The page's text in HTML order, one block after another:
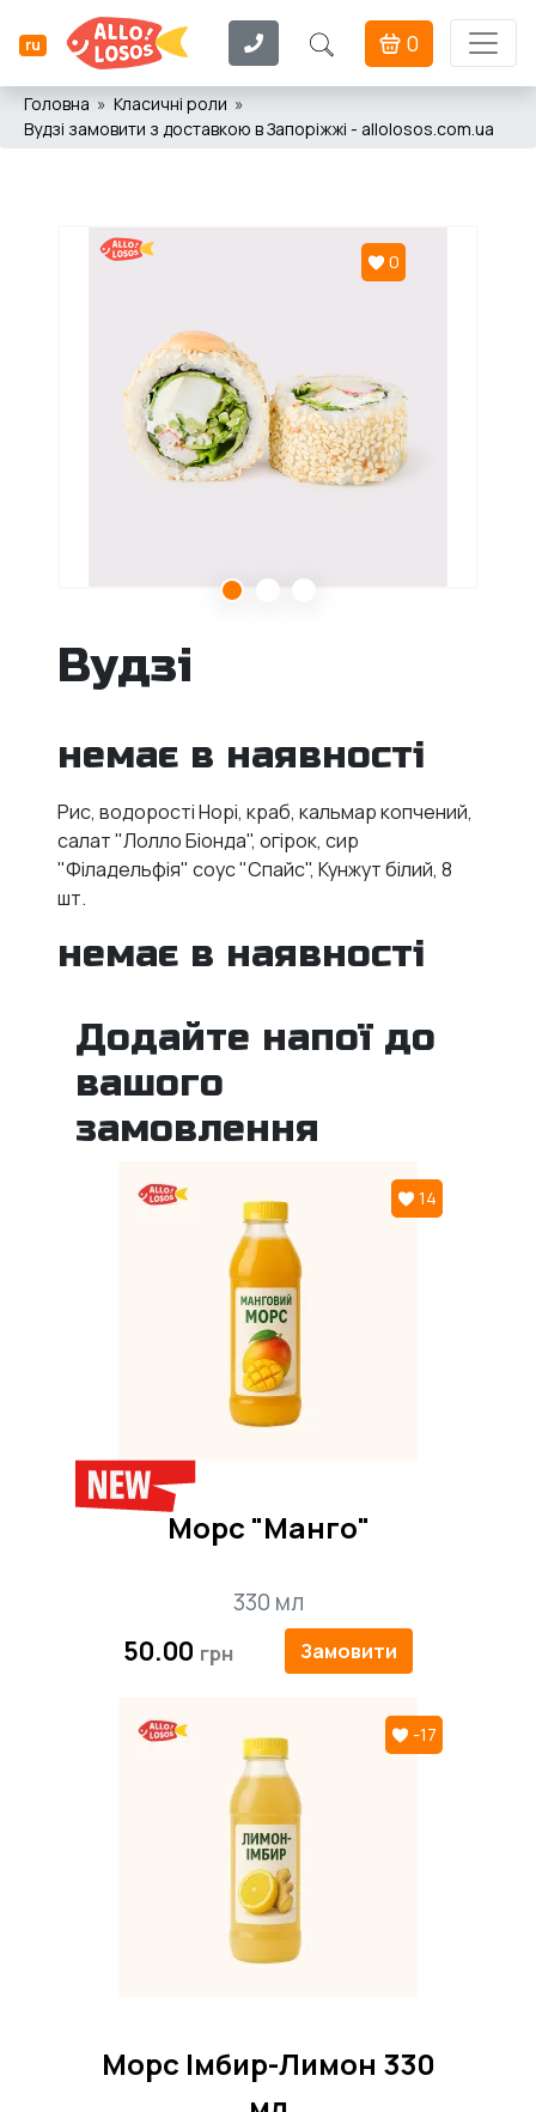
ru 0
Головна
Класичні роли
Вудзі замовити з доставкою в Запоріжжі - allolosos.com.ua
0
Вудзі
немає в наявності
Рис, водорості Норі, краб, кальмар копчений,
салат "Лолло Біонда", огірок, сир
"Філадельфія" соус "Спайс", Кунжут білий, 8
шт.
немає в наявності
Додайте напої до
вашого
замовлення
14
Морс "Манго"
330 мл
50.00 Замовити
-17
Морс Імбир-Лимон 330